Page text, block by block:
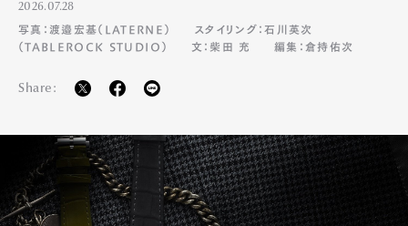
2026.07.28
写真：渡邉宏基（LATERNE）
スタイリング：石川英次
（TABLEROCK STUDIO）
文：柴田 充 編集：倉持佑次
Share: